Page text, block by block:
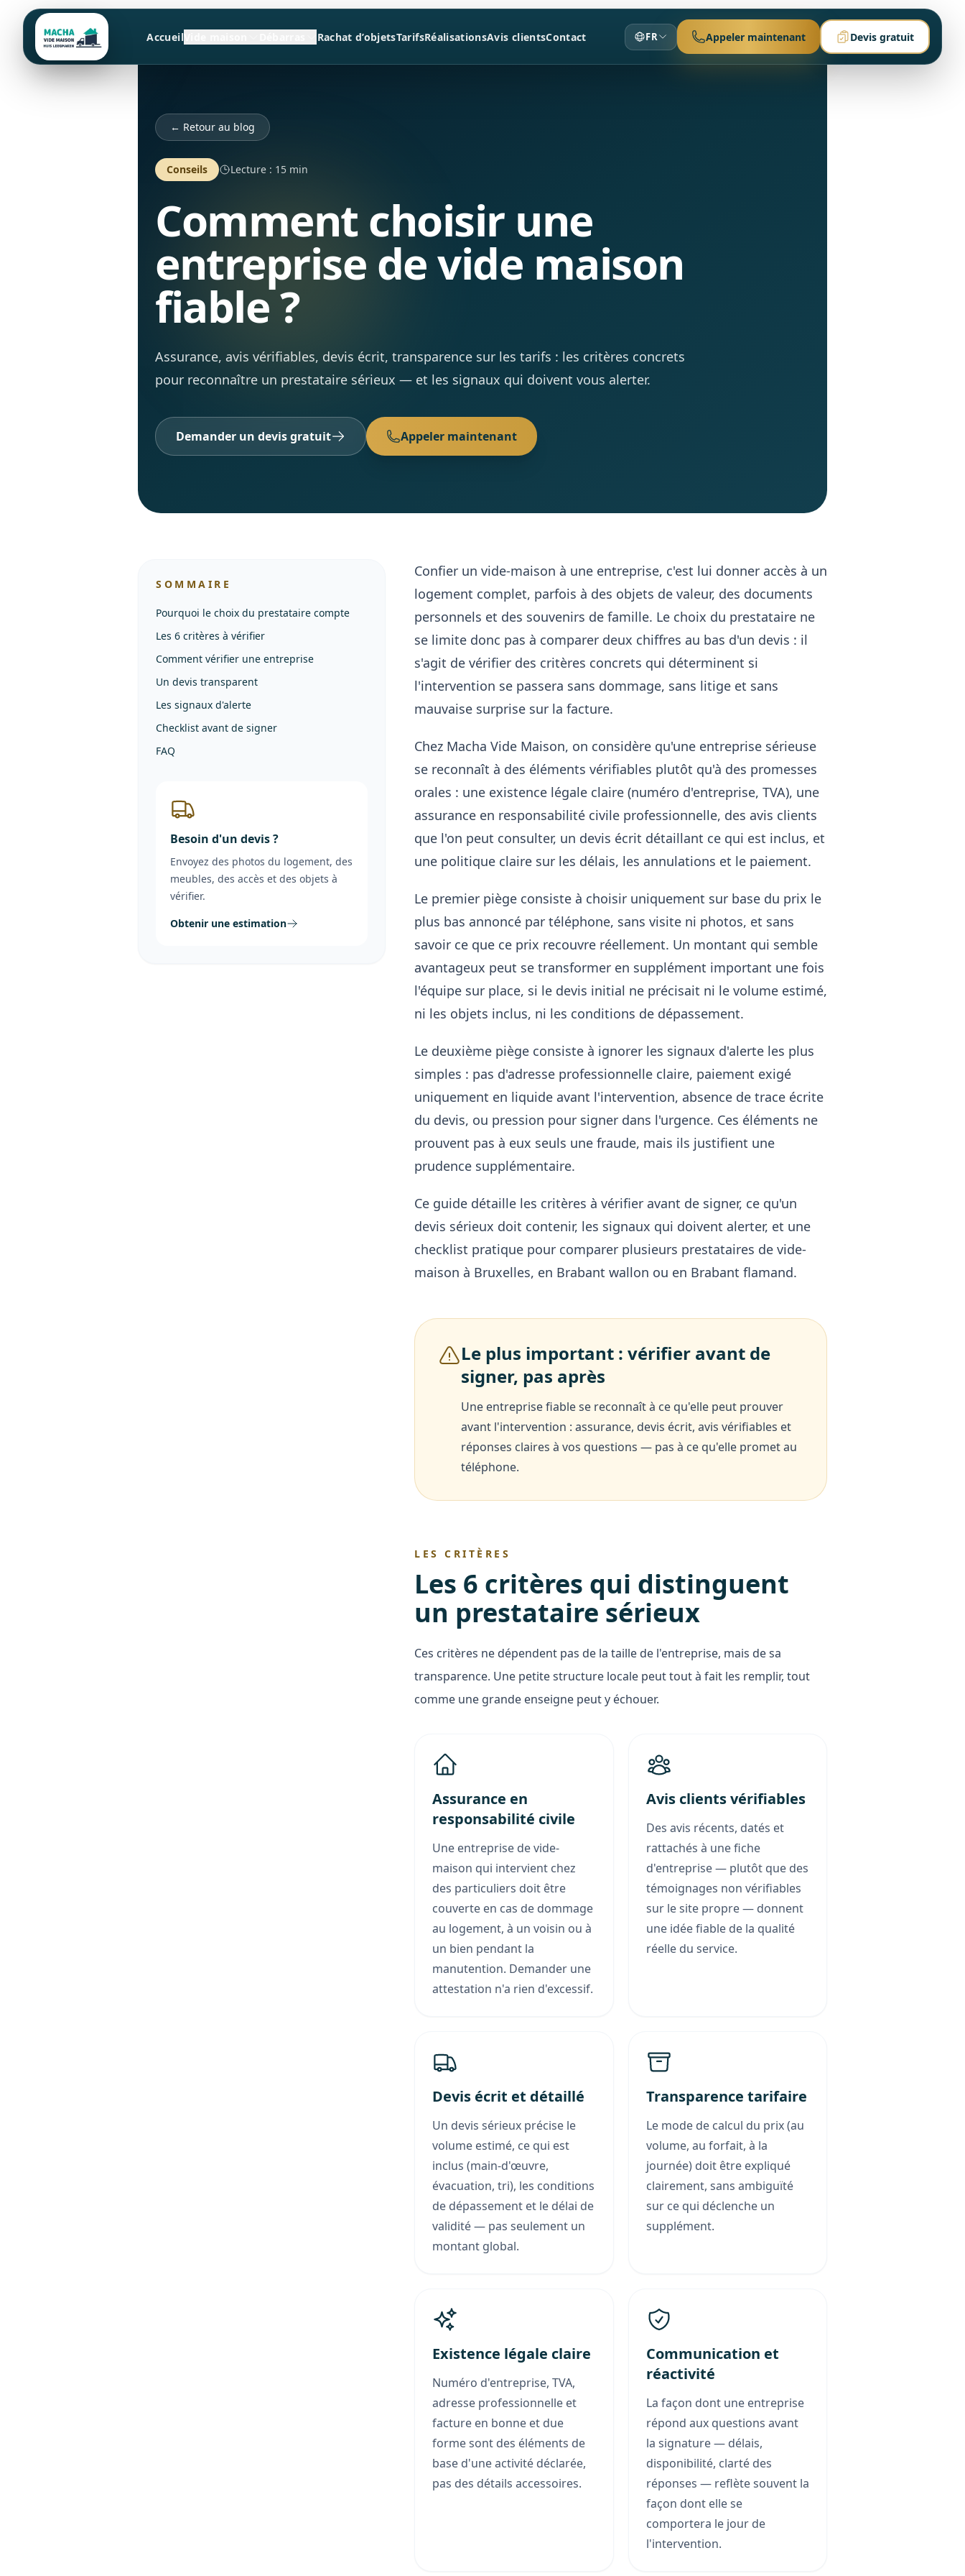
AccueilVide maison Rachat d’objetsTarifsRéalisationsAvis clientsContact FR Appeler maintenant Devis gratuit
← Retour au blog
Conseils Lecture : 15 min
Comment choisir une
entreprise de vide maison
fiable ?
Assurance, avis vérifiables, devis écrit, transparence sur les tarifs : les critères concrets
pour reconnaître un prestataire sérieux — et les signaux qui doivent vous alerter.
Demander un devis gratuit Appeler maintenant
SOMMAIRE
Pourquoi le choix du prestataire compte
Les 6 critères à vérifier
Comment vérifier une entreprise
Un devis transparent
Les signaux d'alerte
Checklist avant de signer
FAQ
Besoin d'un devis ?
Envoyez des photos du logement, des
meubles, des accès et des objets à
vérifier.
Obtenir une estimation
Confier un vide-maison à une entreprise, c'est lui donner accès à un
logement complet, parfois à des objets de valeur, des documents
personnels et des souvenirs de famille. Le choix du prestataire ne
se limite donc pas à comparer deux chiffres au bas d'un devis : il
s'agit de vérifier des critères concrets qui déterminent si
l'intervention se passera sans dommage, sans litige et sans
mauvaise surprise sur la facture.
Chez Macha Vide Maison, on considère qu'une entreprise sérieuse
se reconnaît à des éléments vérifiables plutôt qu'à des promesses
orales : une existence légale claire (numéro d'entreprise, TVA), une
assurance en responsabilité civile professionnelle, des avis clients
que l'on peut consulter, un devis écrit détaillant ce qui est inclus, et
une politique claire sur les délais, les annulations et le paiement.
Le premier piège consiste à choisir uniquement sur base du prix le
plus bas annoncé par téléphone, sans visite ni photos, et sans
savoir ce que ce prix recouvre réellement. Un montant qui semble
avantageux peut se transformer en supplément important une fois
l'équipe sur place, si le devis initial ne précisait ni le volume estimé,
ni les objets inclus, ni les conditions de dépassement.
Le deuxième piège consiste à ignorer les signaux d'alerte les plus
simples : pas d'adresse professionnelle claire, paiement exigé
uniquement en liquide avant l'intervention, absence de trace écrite
du devis, ou pression pour signer dans l'urgence. Ces éléments ne
prouvent pas à eux seuls une fraude, mais ils justifient une
prudence supplémentaire.
Ce guide détaille les critères à vérifier avant de signer, ce qu'un
devis sérieux doit contenir, les signaux qui doivent alerter, et une
checklist pratique pour comparer plusieurs prestataires de vide-
maison à Bruxelles, en Brabant wallon ou en Brabant flamand.
Le plus important : vérifier avant de
signer, pas après
Une entreprise fiable se reconnaît à ce qu'elle peut prouver
avant l'intervention : assurance, devis écrit, avis vérifiables et
réponses claires à vos questions — pas à ce qu'elle promet au
téléphone.
LES CRITÈRES
Les 6 critères qui distinguent
un prestataire sérieux
Ces critères ne dépendent pas de la taille de l'entreprise, mais de sa
transparence. Une petite structure locale peut tout à fait les remplir, tout
comme une grande enseigne peut y échouer.
Assurance en
responsabilité civile
Une entreprise de vide-
maison qui intervient chez
des particuliers doit être
couverte en cas de dommage
au logement, à un voisin ou à
un bien pendant la
manutention. Demander une
attestation n'a rien d'excessif.
Avis clients vérifiables
Des avis récents, datés et
rattachés à une fiche
d'entreprise — plutôt que des
témoignages non vérifiables
sur le site propre — donnent
une idée fiable de la qualité
réelle du service.
Devis écrit et détaillé
Un devis sérieux précise le
volume estimé, ce qui est
inclus (main-d'œuvre,
évacuation, tri), les conditions
de dépassement et le délai de
validité — pas seulement un
montant global.
Transparence tarifaire
Le mode de calcul du prix (au
volume, au forfait, à la
journée) doit être expliqué
clairement, sans ambiguïté
sur ce qui déclenche un
supplément.
Existence légale claire
Numéro d'entreprise, TVA,
adresse professionnelle et
facture en bonne et due
forme sont des éléments de
base d'une activité déclarée,
pas des détails accessoires.
Communication et
réactivité
La façon dont une entreprise
répond aux questions avant
la signature — délais,
disponibilité, clarté des
réponses — reflète souvent la
façon dont elle se
comportera le jour de
l'intervention.